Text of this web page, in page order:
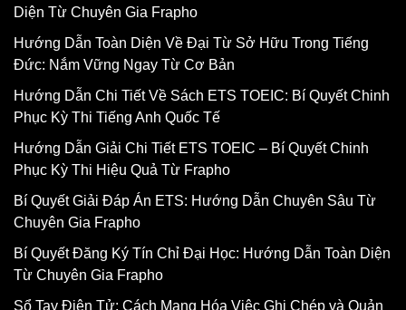
Diện Từ Chuyên Gia Frapho
Hướng Dẫn Toàn Diện Về Đại Từ Sở Hữu Trong Tiếng
Đức: Nắm Vững Ngay Từ Cơ Bản
Hướng Dẫn Chi Tiết Về Sách ETS TOEIC: Bí Quyết Chinh
Phục Kỳ Thi Tiếng Anh Quốc Tế
Hướng Dẫn Giải Chi Tiết ETS TOEIC – Bí Quyết Chinh
Phục Kỳ Thi Hiệu Quả Từ Frapho
Bí Quyết Giải Đáp Án ETS: Hướng Dẫn Chuyên Sâu Từ
Chuyên Gia Frapho
Bí Quyết Đăng Ký Tín Chỉ Đại Học: Hướng Dẫn Toàn Diện
Từ Chuyên Gia Frapho
Sổ Tay Điện Tử: Cách Mạng Hóa Việc Ghi Chép và Quản